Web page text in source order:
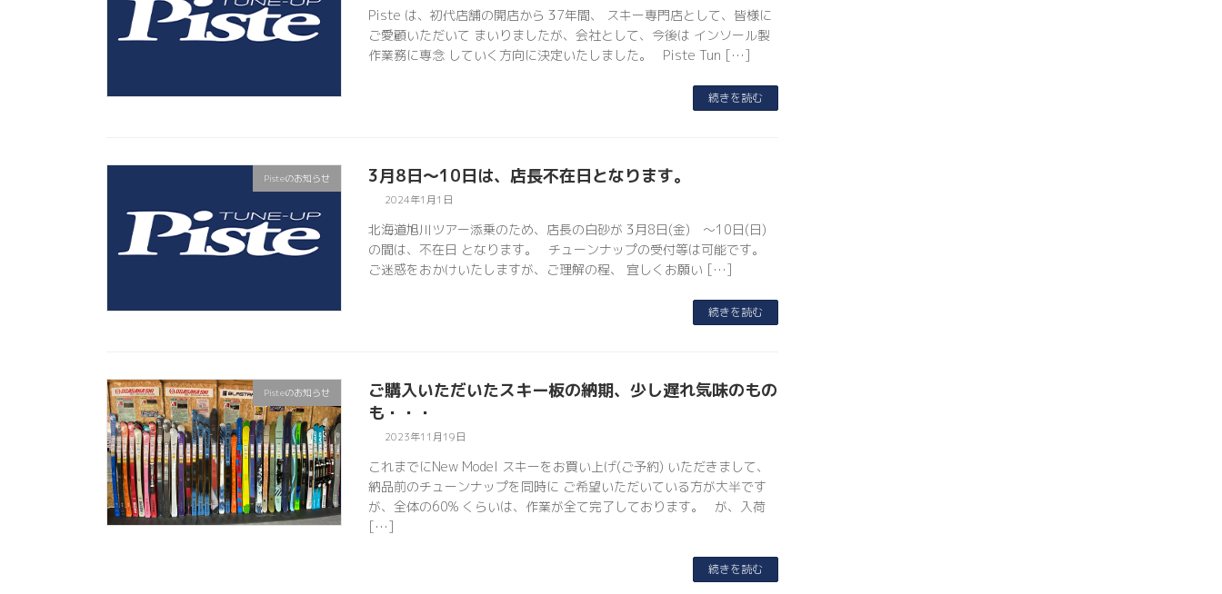
Piste は、初代店舗の開店から 37年間、 スキー専門店として、皆様に
ご愛顧いただいて まいりましたが、会社として、今後は インソール製
作業務に専念 していく方向に決定いたしました。 Piste Tun […]
続きを読む
Pisteのお知らせ 3月8日～10日は、店長不在日となります。
2024年1月1日
北海道旭川ツアー添乗のため、店長の白砂が 3月8日(金) ～10日(日)
の間は、不在日 となります。 チューンナップの受付等は可能です。
ご迷惑をおかけいたしますが、ご理解の程、 宜しくお願い […]
続きを読む
Pisteのお知らせ
ご購入いただいたスキー板の納期、少し遅れ気味のもの
も・・・
2023年11月19日
これまでにNew Model スキーをお買い上げ(ご予約) いただきまして、
納品前のチューンナップを同時に ご希望いただいている方が大半です
が、全体の60% くらいは、作業が全て完了しております。 が、入荷
[…]
続きを読む